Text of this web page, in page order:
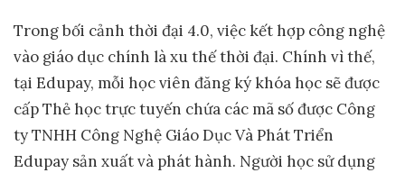
Trong bối cảnh thời đại 4.0, việc kết hợp công nghệ
vào giáo dục chính là xu thế thời đại. Chính vì thế,
tại Edupay, mỗi học viên đăng ký khóa học sẽ được
cấp Thẻ học trực tuyến chứa các mã số được Công
ty TNHH Công Nghệ Giáo Dục Và Phát Triển
Edupay sản xuất và phát hành. Người học sử dụng